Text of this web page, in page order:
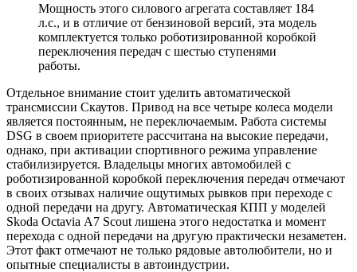
Мощность этого силового агрегата составляет 184
л.с., и в отличие от бензиновой версий, эта модель
комплектуется только роботизированной коробкой
переключения передач с шестью ступенями
работы.
Отдельное внимание стоит уделить автоматической
трансмиссии Скаутов. Привод на все четыре колеса модели
является постоянным, не переключаемым. Работа системы
DSG в своем приоритете рассчитана на высокие передачи,
однако, при активации спортивного режима управление
стабилизируется. Владельцы многих автомобилей с
роботизированной коробкой переключения передач отмечают
в своих отзывах наличие ощутимых рывков при переходе с
одной передачи на другу. Автоматическая КПП у моделей
Skoda Octavia А7 Scout лишена этого недостатка и момент
перехода с одной передачи на другую практически незаметен.
Этот факт отмечают не только рядовые автолюбители, но и
опытные специалисты в автоиндустрии.